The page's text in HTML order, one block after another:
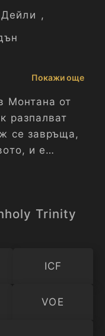
,
Покажи още
Монтана от
разпалват
се завръща,
и е
Trinity
ICF
VOE